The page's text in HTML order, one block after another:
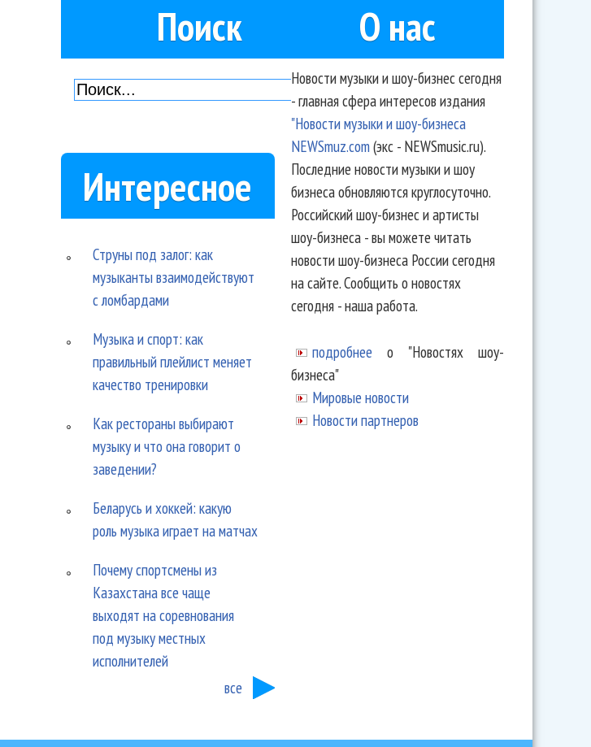
Поиск
Интересное
Струны под залог: как
музыканты взаимодействуют
с ломбардами
Музыка и спорт: как
правильный плейлист меняет
качество тренировки
Как рестораны выбирают
музыку и что она говорит о
заведении?
Беларусь и хоккей: какую
роль музыка играет на матчах
Почему спортсмены из
Казахстана все чаще
выходят на соревнования
под музыку местных
исполнителей
все
О нас
Новости музыки и шоу-бизнес сегодня
- главная сфера интересов издания
"Новости музыки и шоу-бизнеса
NEWSmuz.com(экс - NEWSmusic.ru).
Последние новости музыки и шоу
бизнеса обновляются круглосуточно.
Российский шоу-бизнес и артисты
шоу-бизнеса - вы можете читать
новости шоу-бизнеса России сегодня
на сайте. Сообщить о новостях
сегодня - наша работа.
подробнее о "Новостях шоу-
бизнеса"
Мировые новости
Новости партнеров